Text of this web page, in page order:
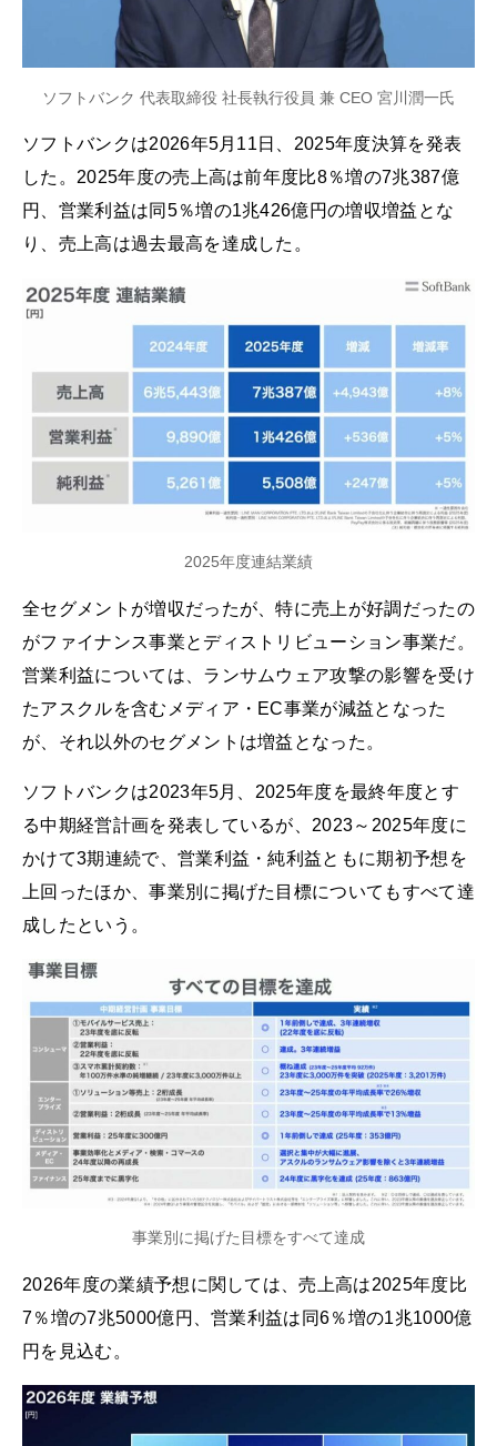
ソフトバンク 代表取締役 社長執行役員 兼 CEO 宮川潤一氏
ソフトバンクは2026年5月11日、2025年度決算を発表
した。2025年度の売上高は前年度比8％増の7兆387億
円、営業利益は同5％増の1兆426億円の増収増益とな
り、売上高は過去最高を達成した。
2025年度連結業績
全セグメントが増収だったが、特に売上が好調だったの
がファイナンス事業とディストリビューション事業だ。
営業利益については、ランサムウェア攻撃の影響を受け
たアスクルを含むメディア・EC事業が減益となった
が、それ以外のセグメントは増益となった。
ソフトバンクは2023年5月、2025年度を最終年度とす
る中期経営計画を発表しているが、2023～2025年度に
かけて3期連続で、営業利益・純利益ともに期初予想を
上回ったほか、事業別に掲げた目標についてもすべて達
成したという。
事業別に掲げた目標をすべて達成
2026年度の業績予想に関しては、売上高は2025年度比
7％増の7兆5000億円、営業利益は同6％増の1兆1000億
円を見込む。